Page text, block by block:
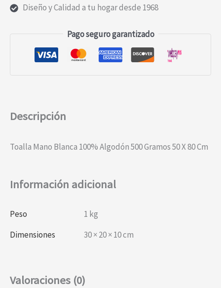
Diseño y Calidad a tu hogar desde 1968
Pago seguro garantizado
Descripción
Toalla Mano Blanca 100% Algodón 500 Gramos 50 X 80 Cm
Información adicional
Peso
1 kg
Dimensiones
30 × 20 × 10 cm
Valoraciones (0)